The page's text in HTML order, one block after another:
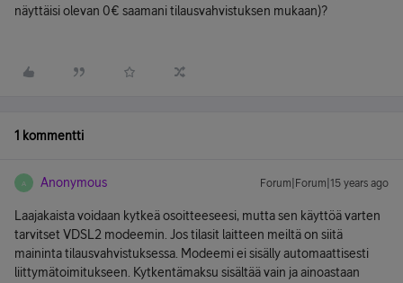
näyttäisi olevan 0€ saamani tilausvahvistuksen mukaan)?
1 kommentti
A Anonymous Forum|Forum|15 years ago
Laajakaista voidaan kytkeä osoitteeseesi, mutta sen käyttöä varten
tarvitset VDSL2 modeemin. Jos tilasit laitteen meiltä on siitä
maininta tilausvahvistuksessa. Modeemi ei sisälly automaattisesti
liittymätoimitukseen. Kytkentämaksu sisältää vain ja ainoastaan